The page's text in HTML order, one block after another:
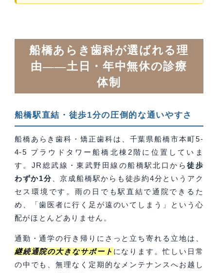
船橋あらき歯科が選ばれる理
由——土日・年中無休の診療
体制
船橋駅直結・徒歩1分の圧倒的な通いやすさ
船橋あらき歯科・矯正歯科は、千葉県船橋市本町5-
4-5 プラウドタワー船橋北棟2階に位置していま
す。JR総武線・東武野田線の船橋駅北口から徒歩
わずか1分 、京成船橋駅からも徒歩約4分というアク
セス環境です。雨の日でも駅直結で通院できるた
め、「歯医者に行く足が遠のいてしまう」という心
配がほとんどありません。
通勤・通学の行き帰りにさっと立ち寄れる立地は、
継続通院の大きなサポート になります。忙しい日常
の中でも、無理なく定期的なメンテナンスへお越し